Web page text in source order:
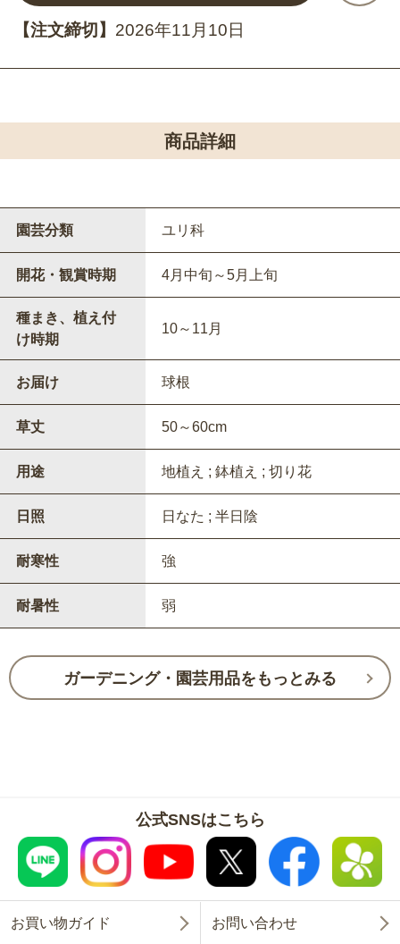
【注文締切】 2026年11月10日
商品詳細
園芸分類 ユリ科
開花・観賞時期 4月中旬～5月上旬
種まき、植え付
け時期
10～11月
お届け 球根
草丈 50～60cm
用途 地植え ; 鉢植え ; 切り花
日照 日なた ; 半日陰
耐寒性 強
耐暑性 弱
ガーデニング・園芸用品をもっとみる
公式SNSはこちら
お買い物ガイド お問い合わせ